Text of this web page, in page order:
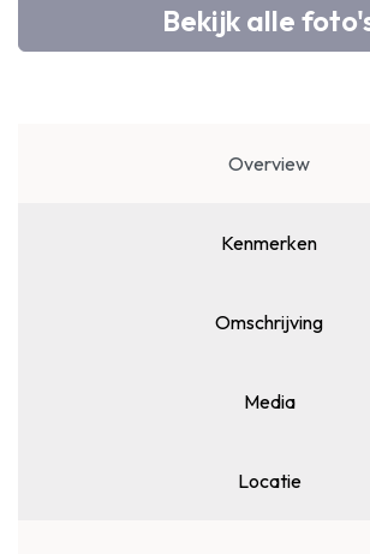
Bekijk alle
Overview
Kenmerken
Omschrijving
Media
Locatie